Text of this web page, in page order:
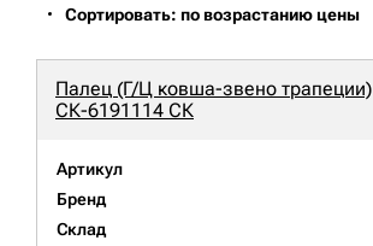
Сортировать: по возрастанию цены
Палец (Г/Ц ковша-звено трапеции)
СК-6191114 СК
Артикул
Бренд
Склад